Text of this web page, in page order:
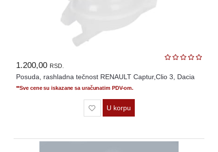
1.200,00 RSD.
Posuda, rashladna tečnost RENAULT Captur,Clio 3, Dacia
**Sve cene su iskazane sa uračunatim PDV-om.
U korpu